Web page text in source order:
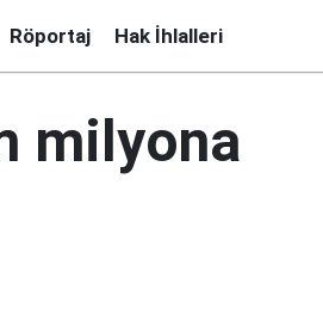
Röportaj Hak İhlalleri
milyona